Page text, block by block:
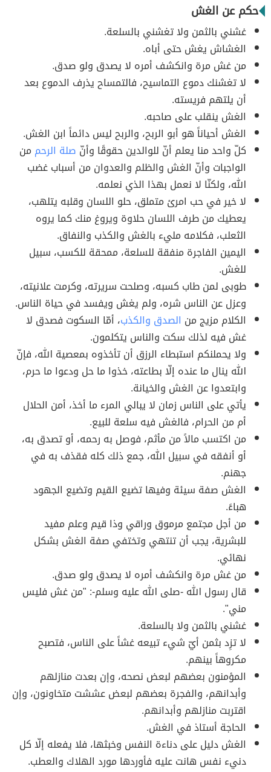
حكم عن الغش
غشني بالثمن ولا تغشني بالسلعة.
الغشاش يغش حتى أباه.
من غش مرة وانكشف أمره لا يصدق ولو صدق.
لا تغشنك دموع التماسيح، فالتمساح يذرف الدموع بعد
أن يلتهم فريسته.
الغش ينقلب على صاحبه.
الغش أحياناً هو أبو الربح، والربح ليس دائماً ابن الغش.
كلّ واحد منا يعلم أنّ للوالدين حقوقًا وأنّ صلة الرحم من
الواجبات وأنّ الغش والظلم والعدوان من أسباب غضب
الله، ولكنّا لا نعمل بهذا الذي نعلمه.
لا خير في حب امرئ متملق، حلو اللسان وقلبه يتلهب،
يعطيك من طرف اللسان حلاوة ويروغ منك كما يروه
الثعلب، فكلامه مليء بالغش والكذب والنفاق.
اليمين الفاجرة منفقة للسلعة، ممحقة للكسب، سبيل
للغش.
طوبى لمن طاب كسبه، وصلحت سريرته، وكرمت علانيته،
وعزل عن الناس شره، ولم يغش ويفسد في حياة الناس.
الكلام مزيج من الصدق والكذب، أمّا السكوت فصدق لا
غش فيه لذلك سكت والناس يتكلمون.
ولا يحملنكم استبطاء الرزق أن تأخذوه بمعصية الله، فإنّ
الله ينال ما عنده إلّا بطاعته، خذوا ما حل ودعوا ما حرم،
وابتعدوا عن الغش والخيانة.
يأتي على الناس زمان لا يبالي المرء ما أخذ، أمن الحلال
أم من الحرام، فالغش فيه سلعة للبيع.
من اكتسب مالاً من مأثم، فوصل به رحمه، أو تصدق به،
أو أنفقه في سبيل الله، جمع ذلك كله فقذف به في
جهنم.
الغش صفة سيئة وفيها تضيع القيم وتضيع الجهود
هباءً.
من أجل مجتمع مرموق وراقي وذا قيم وعلم مفيد
للبشرية، يجب أن تنتهي وتختفي صفة الغش بشكل
نهائي.
من غش مرة وانكشف أمره لا يصدق ولو صدق.
قال رسول الله -صلى الله عليه وسلم-: "من غش فليس
مني".
غشني بالثمن ولا بالسلعة.
لا تزِد بثمن أيّ شيء تبيعه غشاً على الناس، فتصبح
مكروهاً بينهم.
المؤمنون بعضهم لبعض نصحه، وإن بعدت منازلهم
وأبدانهم، والفجرة بعضهم لبعض عششت متخاونون، وإن
اقتربت منازلهم وأبدانهم.
الحاجة أستاذ في الغش.
الغش دليل على دناءة النفس وخبثها، فلا يفعله إلّا كل
دنيء نفس هانت عليه فأوردها مورد الهلاك والعطب.